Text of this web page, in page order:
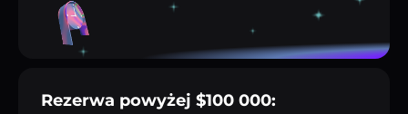
Rezerwa powyżej $100 000: